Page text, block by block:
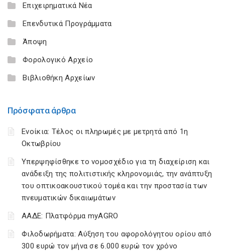
Επιχειρηματικά Νέα
Επενδυτικά Προγράμματα
Άποψη
Φορολογικό Αρχείο
Βιβλιοθήκη Αρχείων
Πρόσφατα άρθρα
Ενοίκια: Τέλος οι πληρωμές με μετρητά από 1η
Οκτωβρίου
Υπερψηφίσθηκε το νομοσχέδιο για τη διαχείριση και
ανάδειξη της πολιτιστικής κληρονομιάς, την ανάπτυξη
του οπτικοακουστικού τομέα και την προστασία των
πνευματικών δικαιωμάτων
ΑΑΔΕ: Πλατφόρμα myAGRO
Φιλοδωρήματα: Αύξηση του αφορολόγητου ορίου από
300 ευρώ τον μήνα σε 6.000 ευρώ τον χρόνο